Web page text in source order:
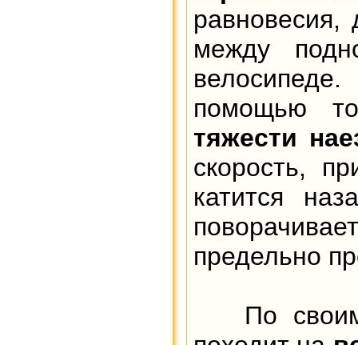
равновесия,
между
помощью
тяжести
скорость,
катится
предельно
По своим